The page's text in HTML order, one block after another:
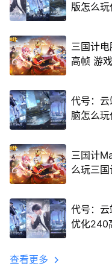
版怎么
三国计
高帧 游
代号：
脑怎么
三国计
么玩三
代号：
优化240
查看更多